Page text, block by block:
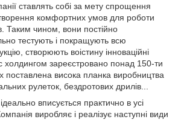
ставлять собі за мету спрощення
комфортних умов для роботи
Таким чином, вони постійно
тестують і покращують всю
створюють воістину інноваційні
холдингом зареєстровано понад 150-ти
поставлена висока планка виробництва
рулеток, бездротових дрилів...
вписується практично в усі
виробляє і реалізує наступні види